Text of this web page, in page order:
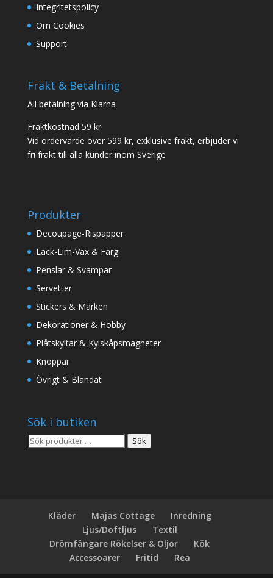
Integritetspolicy
Om Cookies
Support
Frakt & Betalning
All betalning via Klarna
Fraktkostnad 59 kr
Vid ordervärde över 599 kr, exklusive frakt, erbjuder vi
fri frakt till alla kunder inom Sverige
Produkter
Decoupage-Rispapper
Lack-Lim-Vax & Färg
Penslar & Svampar
Servetter
Stickers & Märken
Dekorationer & Hobby
Plåtskyltar & Kylskåpsmagneter
Knoppar
Övrigt & Blandat
Sök i butiken
Sök
Sök
Kläder Majas Cottage
Inredning
Ljus/Doftljus
Textil
Drömfångare Rökelser & Oljor
Kök
Accessoarer
Fritid Rea